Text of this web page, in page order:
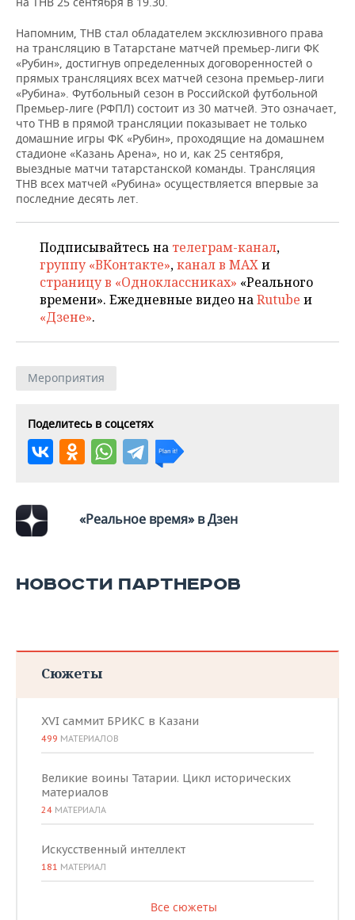
Напомним, ТНВ стал обладателем эксклюзивного права
на трансляцию в Татарстане матчей премьер-лиги ФК
«Рубин», достигнув определенных договоренностей о
прямых трансляциях всех матчей сезона премьер-лиги
«Рубина». Футбольный сезон в Российской футбольной
Премьер-лиге (РФПЛ) состоит из 30 матчей. Это означает,
что ТНВ в прямой трансляции показывает не только
домашние игры ФК «Рубин», проходящие на домашнем
стадионе «Казань Арена», но и, как 25 сентября,
выездные матчи татарстанской команды. Трансляция
ТНВ всех матчей «Рубина» осуществляется впервые за
последние десять лет.
Подписывайтесь на телеграм-канал,
группу «ВКонтакте»,канал в MAXи
страницу в «Одноклассниках» «Реального
времени». Ежедневные видео наRutube и
«Дзене».
Мероприятия
Поделитесь в соцсетях
«Реальное время» в Дзен
НОВОСТИ ПАРТНЕРОВ
Сюжеты
XVI саммит БРИКС в Казани
499 МАТЕРИАЛОВ
Великие воины Татарии. Цикл исторических
материалов
24 МАТЕРИАЛА
Искусственный интеллект
181 МАТЕРИАЛ
Все сюжеты